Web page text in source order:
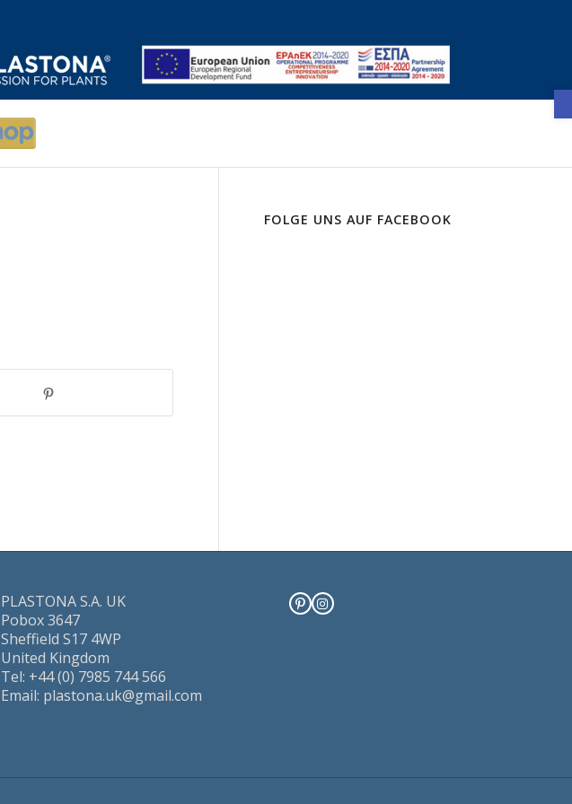
FOLGE UNS AUF FACEBOOK
PLASTONA S.A. UK
Pobox 3647
Sheffield S17 4WP
United Kingdom
Tel: +44 (0) 7985 744 566
Email: plastona.uk@gmail.com
PinterestInstagram